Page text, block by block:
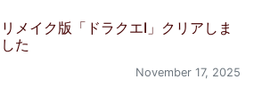
リメイク版「ドラクエI」クリアしま
した
November 17, 2025